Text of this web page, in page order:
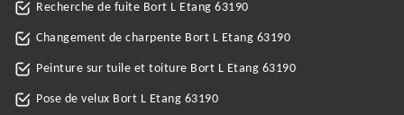
Recherche de fuite Bort L Etang 63190
Changement de charpente Bort L Etang 63190
Peinture sur tuile et toiture Bort L Etang 63190
Pose de velux Bort L Etang 63190